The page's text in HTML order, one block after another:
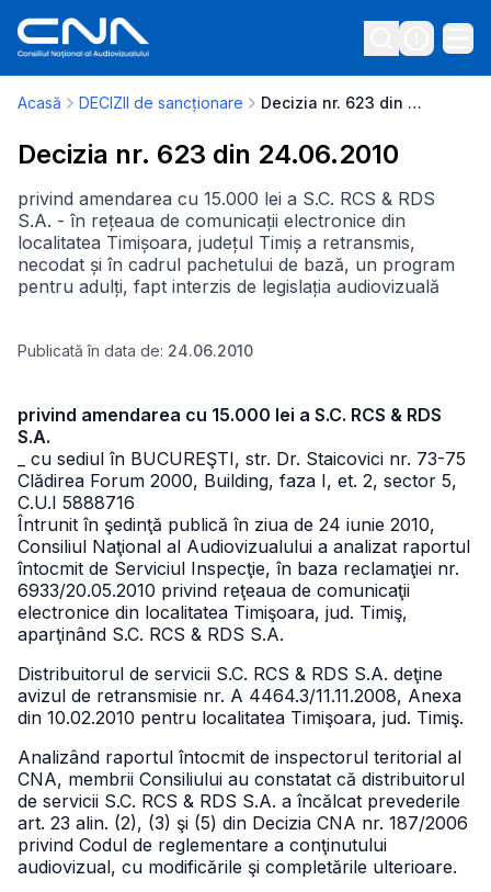
Acasă DECIZII de sancționare Decizia nr. 623 din 24.06.2010
Decizia nr. 623 din 24.06.2010
privind amendarea cu 15.000 lei a S.C. RCS & RDS
S.A. - în rețeaua de comunicații electronice din
localitatea Timișoara, județul Timiș a retransmis,
necodat și în cadrul pachetului de bază, un program
pentru adulți, fapt interzis de legislația audiovizuală
Publicată în data de: 24.06.2010
privind amendarea cu 15.000 lei a S.C. RCS & RDS
S.A.
_ cu sediul în BUCUREŞTI, str. Dr. Staicovici nr. 73-75
Clădirea Forum 2000, Building, faza I, et. 2, sector 5,
C.U.I 5888716
Întrunit în şedinţă publică în ziua de 24 iunie 2010,
Consiliul Naţional al Audiovizualului a analizat raportul
întocmit de Serviciul Inspecţie, în baza reclamaţiei nr.
6933/20.05.2010 privind reţeaua de comunicaţii
electronice din localitatea Timişoara, jud. Timiş,
aparţinând S.C. RCS & RDS S.A.
Distribuitorul de servicii S.C. RCS & RDS S.A. deţine
avizul de retransmisie nr. A 4464.3/11.11.2008, Anexa
din 10.02.2010 pentru localitatea Timişoara, jud. Timiş.
Analizând raportul întocmit de inspectorul teritorial al
CNA, membrii Consiliului au constatat că distribuitorul
de servicii S.C. RCS & RDS S.A. a încălcat prevederile
art. 23 alin. (2), (3) şi (5) din Decizia CNA nr. 187/2006
privind Codul de reglementare a conţinutului
audiovizual, cu modificările şi completările ulterioare.